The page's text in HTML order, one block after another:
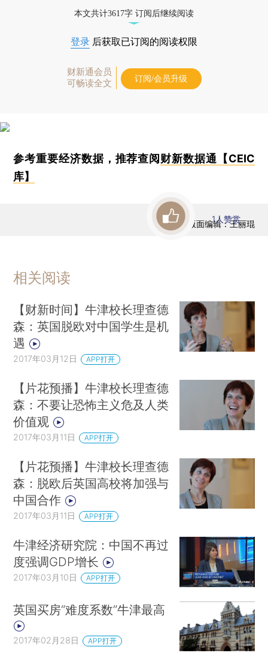
本文共计3617字 订阅后继续阅读
登录 后获取已订阅的阅读权限
财新通会员
可畅读全文
订阅/会员升级
参考重要经济数据，推荐查阅财新数据通【CEIC
库】
版面编辑：王丽琨
1人赞赏
相关阅读
【财新时间】牛津校长理查德
森：英国脱欧对中国学生是机
遇
2017年03月12日 APP打开
【片花预播】牛津校长理查德
森：不要让恐怖主义危及人类
价值观
2017年03月11日 APP打开
【片花预播】牛津校长理查德
森：脱欧后英国高校将加强与
中国合作
2017年03月11日 APP打开
牛津经济研究院：中国不再过
度强调GDP增长
2017年03月10日 APP打开
英国买房“难度系数”牛津最高
2017年02月28日 APP打开